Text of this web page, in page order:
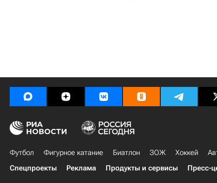
Футбол Фигурное катание Биатлон ЗОЖ Хоккей
Спецпроекты
Реклама Продукты и сервисы Пресс-